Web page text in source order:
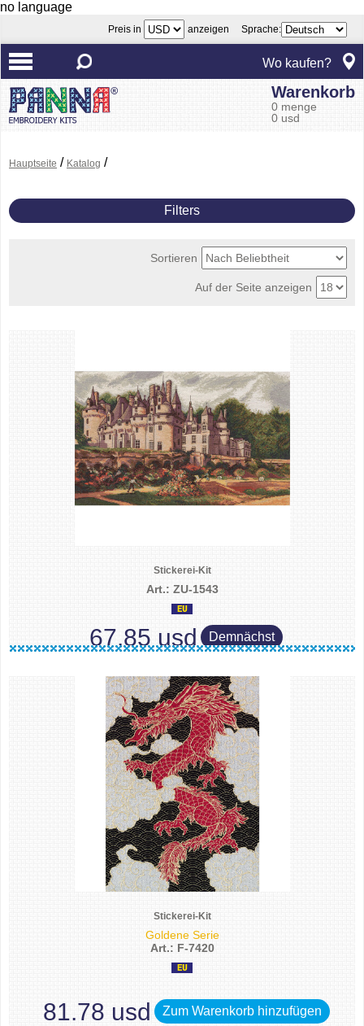
no language
Preis in anzeigen Sprache:
Wo kaufen?
Warenkorb
0 menge
0 usd
Hauptseite / Katalog /
Filters
Sortieren
Auf der Seite anzeigen
Stickerei-Kit
Art.: ZU-1543
67.85 usd Demnächst
Stickerei-Kit
Goldene Serie
Art.: F-7420
81.78 usd Zum Warenkorb hinzufügen